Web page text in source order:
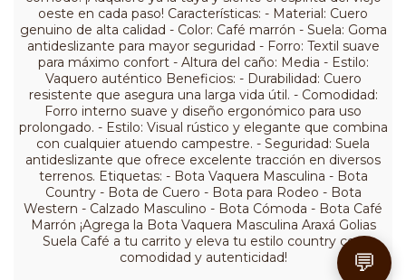
oeste en cada paso! Características: - Material: Cuero
genuino de alta calidad - Color: Café marrón - Suela: Goma
antideslizante para mayor seguridad - Forro: Textil suave
para máximo confort - Altura del caño: Media - Estilo:
Vaquero auténtico Beneficios: - Durabilidad: Cuero
resistente que asegura una larga vida útil. - Comodidad:
Forro interno suave y diseño ergonómico para uso
prolongado. - Estilo: Visual rústico y elegante que combina
con cualquier atuendo campestre. - Seguridad: Suela
antideslizante que ofrece excelente tracción en diversos
terrenos. Etiquetas: - Bota Vaquera Masculina - Bota
Country - Bota de Cuero - Bota para Rodeo - Bota
Western - Calzado Masculino - Bota Cómoda - Bota Café
Marrón ¡Agrega la Bota Vaquera Masculina Araxá Golias
Suela Café a tu carrito y eleva tu estilo country con
comodidad y autenticidad!
💬